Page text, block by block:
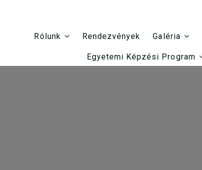
Rólunk
Rendezvények Galéria
Egyetemi Képzési Program